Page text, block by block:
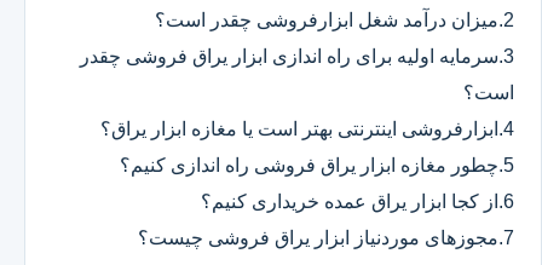
2.میزان درآمد شغل ابزارفروشی چقدر است؟
3.سرمایه اولیه برای راه اندازی ابزار یراق فروشی چقدر
است؟
4.ابزارفروشی اینترنتی بهتر است یا مغازه ابزار یراق؟
5.چطور مغازه ابزار یراق فروشی راه اندازی کنیم؟
6.از کجا ابزار یراق عمده خریداری کنیم؟
7.مجوزهای موردنیاز ابزار یراق فروشی چیست؟